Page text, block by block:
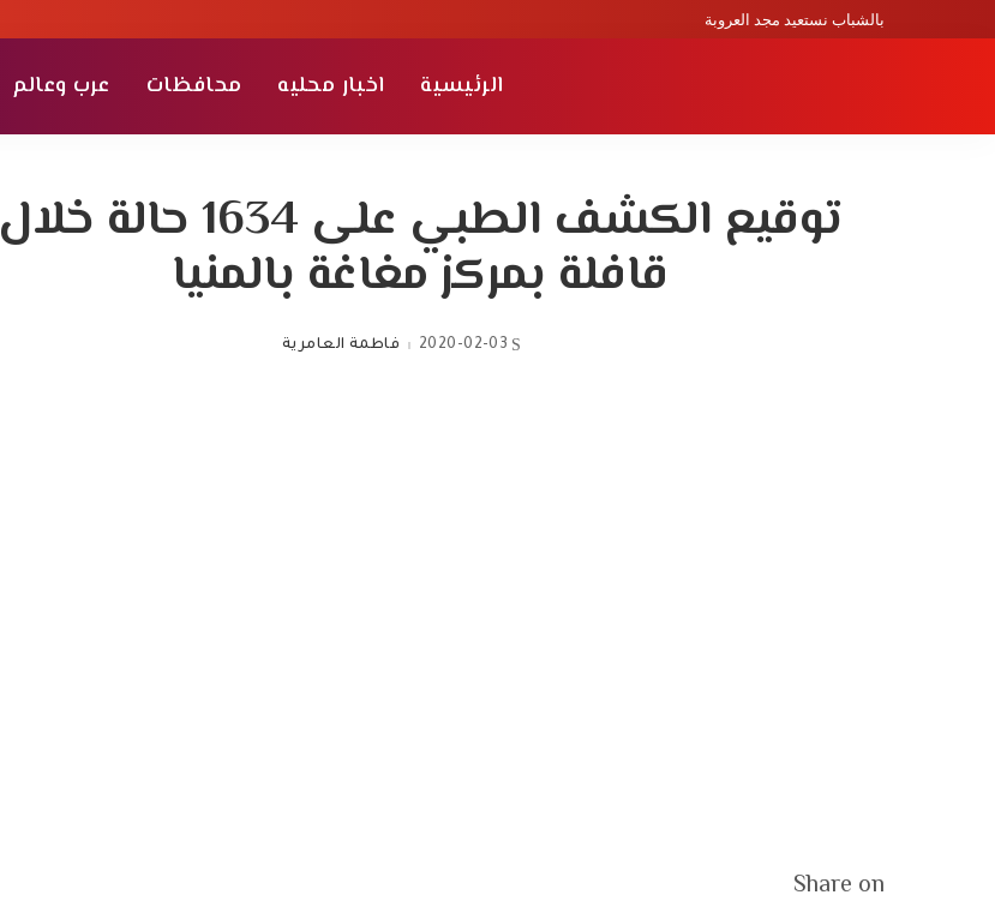
بالشباب نستعيد مجد العروبة
الرئيسية اخبار محليه محافظات عرب وعالم
توقيع الكشف الطبي على 1634 حالة خلال
قافلة بمركز مغاغة بالمنيا
2020-02-03
Posted
فاطمة العامرية
Share on